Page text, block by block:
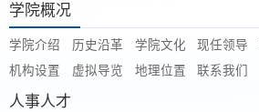
学院概况
学院介绍 历史沿革 学院文化 现任领导
机构设置
虚拟导览 地理位置 联系我们
人事人才